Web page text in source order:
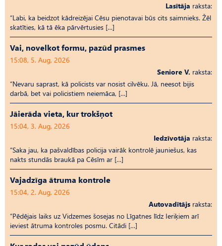
Lasītāja raksta:
“Labi, ka beidzot kādreizējai Cēsu pienotavai būs cits saimnieks. Žēl
skatīties, kā tā ēka pārvērtusies […]
Vai, novelkot formu, pazūd prasmes
15:08, 5. Aug, 2026
Seniore V. raksta:
“Nevaru saprast, kā policists var nosist cilvēku. Jā, neesot bijis
darbā, bet vai policistiem neiemāca, […]
Jāierāda vieta, kur trokšņot
15:04, 3. Aug, 2026
Iedzīvotāja raksta:
“Saka jau, ka pašvaldības policija vairāk kontrolē jauniešus, kas
nakts stundās braukā pa Cēsīm ar […]
Vajadzīga ātruma kontrole
15:04, 2. Aug, 2026
Autovadītājs raksta:
“Pēdējais laiks uz Vid­ze­mes šosejas no Līgatnes līdz Ieriķiem arī
ieviest ātruma kontroles posmu. Citādi […]